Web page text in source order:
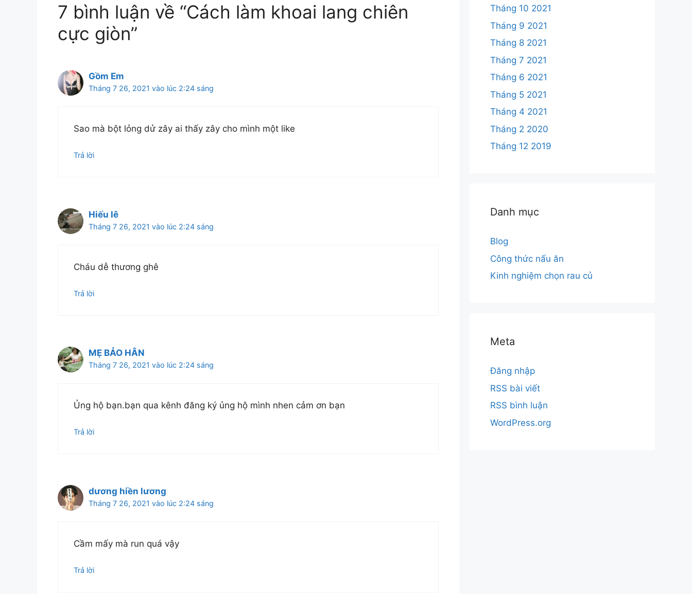
7 bình luận về “Cách làm khoai lang chiên
cực giòn”
Gồm Em
Tháng 7 26, 2021 vào lúc 2:24 sáng
Sao mà bột lỏng dử zây ai thấy zây cho mình một like
Trả lời
Hiếu lê
Tháng 7 26, 2021 vào lúc 2:24 sáng
Cháu dễ thương ghê
Trả lời
MẸ BẢO HÂN
Tháng 7 26, 2021 vào lúc 2:24 sáng
Ủng hộ bạn.bạn qua kênh đăng ký ủng hộ mình nhen cảm ơn bạn
Trả lời
dương hiền lương
Tháng 7 26, 2021 vào lúc 2:24 sáng
Cầm mấy mà run quá vậy
Trả lời
Tháng 10 2021
Tháng 9 2021
Tháng 8 2021
Tháng 7 2021
Tháng 6 2021
Tháng 5 2021
Tháng 4 2021
Tháng 2 2020
Tháng 12 2019
Danh mục
Blog
Công thức nấu ăn
Kinh nghiệm chọn rau củ
Meta
Đăng nhập
RSS bài viết
RSS bình luận
WordPress.org